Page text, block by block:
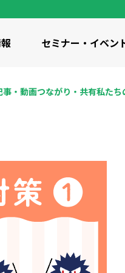
資料集
セミナー・イベン
事・ 動画つながり・ 共有私たち